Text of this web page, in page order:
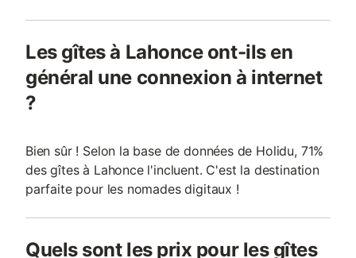
Les gîtes à Lahonce ont-ils en
général une connexion à internet
?
Bien sûr ! Selon la base de données de Holidu, 71%
des gîtes à Lahonce l'incluent. C'est la destination
parfaite pour les nomades digitaux !
Quels sont les prix pour les gîtes